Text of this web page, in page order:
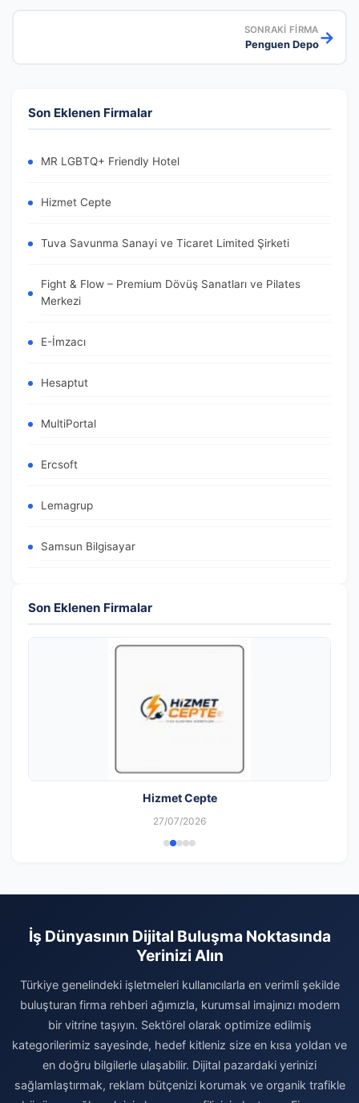
SONRAKI FIRMA
Penguen Depo→
Son Eklenen Firmalar
MR LGBTQ+ Friendly Hotel
Hizmet Cepte
Tuva Savunma Sanayi ve Ticaret Limited Şirketi
Fight & Flow – Premium Dövüş Sanatları ve Pilates
Merkezi
E-İmzacı
Hesaptut
MultiPortal
Ercsoft
Lemagrup
Samsun Bilgisayar
Son Eklenen Firmalar
Hizmet Cepte
27/07/2026
İş Dünyasının Dijital Buluşma Noktasında
Yerinizi Alın
Türkiye genelindeki işletmeleri kullanıcılarla en verimli şekilde
buluşturan firma rehberi ağımızla, kurumsal imajınızı modern
bir vitrine taşıyın. Sektörel olarak optimize edilmiş
kategorilerimiz sayesinde, hedef kitleniz size en kısa yoldan ve
en doğru bilgilerle ulaşabilir. Dijital pazardaki yerinizi
sağlamlaştırmak, reklam bütçenizi korumak ve organik trafikle